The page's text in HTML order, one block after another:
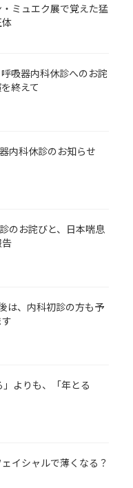
ミュエク展で覚えた猛
呼吸器内科休診へのお詫
終えて
内科休診のお知らせ
のお詫びと、日本喘息
は、内科初診の方も予
よりも、「年とる
イシャルで薄くなる？